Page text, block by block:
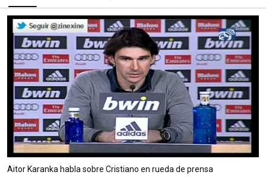
Aitor Karanka habla sobre Cristiano en rueda de prensa